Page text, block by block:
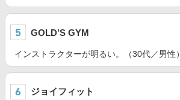
GOLD’S GYM
インストラクターが明るい。（30代／男性）
ジョイフィット